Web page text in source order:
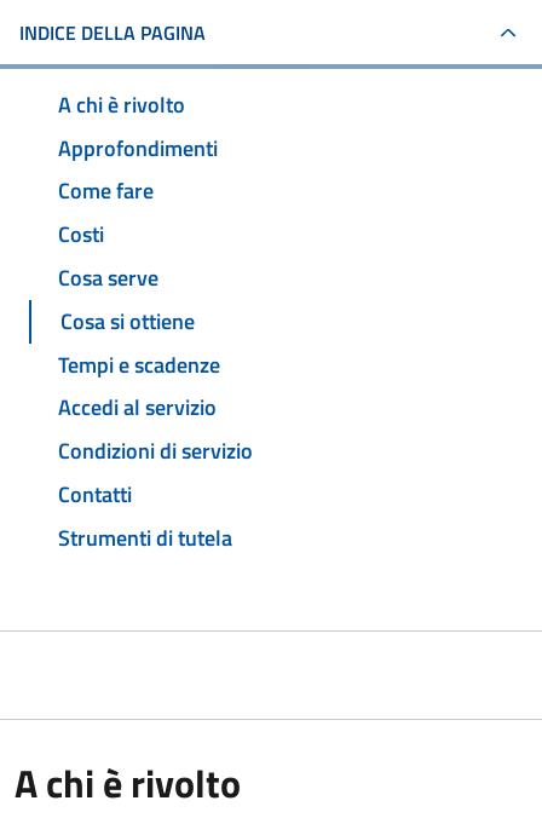
INDICE DELLA PAGINA
A chi è rivolto
Approfondimenti
Come fare
Costi
Cosa serve
Cosa si ottiene
Tempi e scadenze
Accedi al servizio
Condizioni di servizio
Contatti
Strumenti di tutela
A chi è rivolto